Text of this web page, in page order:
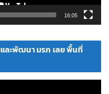
16:05
ละพัฒนา มรภ เลย พื้นที่